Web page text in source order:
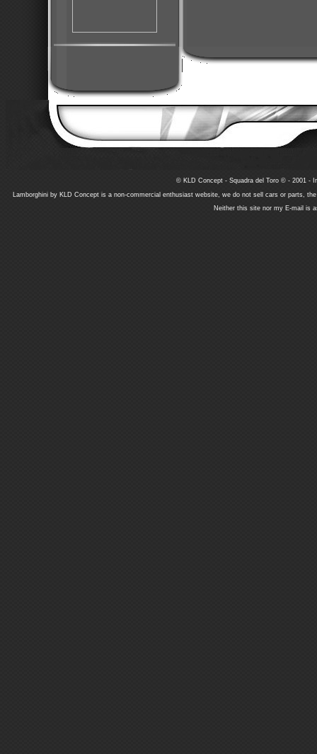
© KLD Concept - Squadra del Toro © - 2001 -
Lamborghini by KLD Concept is a non-commercial enthusiast website, we do not sell cars or parts,
Neither this site nor my E-mail is